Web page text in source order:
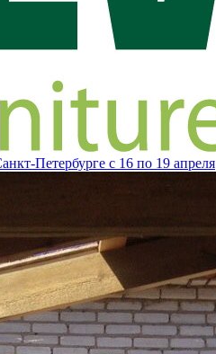
Петербурге с 16 по 19 апреля